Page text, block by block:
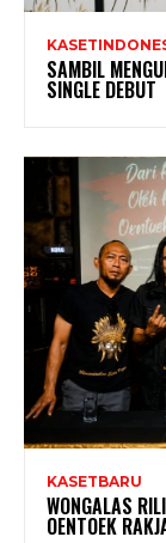
SAMBIL
SINGLE DEBUT
KASETBARU
WONGALAS
OENTOEK